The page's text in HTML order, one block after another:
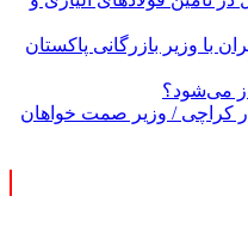
با وزیر بازرگانی پاکستان
می‌شود؟
کراچی / وزیر صمت خواهان